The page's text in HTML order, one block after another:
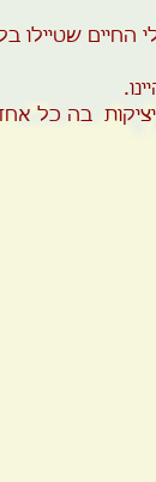
החיים שטיילו
בה כל אחד